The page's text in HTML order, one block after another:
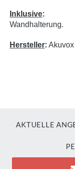
Inklusive:
Wandhalterung.
Hersteller: Akuvox
AKTUELLE